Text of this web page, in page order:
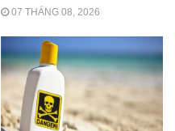
07 THÁNG 08, 2026